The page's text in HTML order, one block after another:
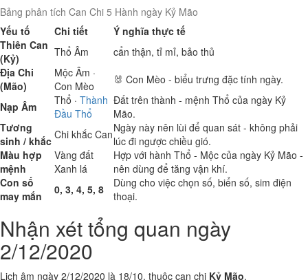
Bảng phân tích Can Chi 5 Hành ngày Kỷ Mão
Yếu tố
Chi tiết
Ý nghĩa thực tế
Thiên Can
(Kỷ)
Thổ Âm
cẩn thận, tỉ mỉ, bảo thủ
Địa Chi
(Mão)
Mộc Âm ·
Con Mèo
🐰 Con Mèo - biểu trưng đặc tính ngày.
Nạp Âm
Thổ · Thành
Đầu Thổ
Đất trên thành - mệnh Thổ của ngày Kỷ
Mão.
Tương
sinh / khắc Chi khắc CanNgày này nên lùi để quan sát - không phải
lúc đi ngược chiều gió.
Màu hợp
mệnh
Vàng đất
Xanh lá
Hợp với hành Thổ - Mộc của ngày Kỷ Mão -
nên dùng để tăng vận khí.
Con số
may mắn
0, 3, 4, 5, 8
Dùng cho việc chọn số, biển số, sim điện
thoại.
Nhận xét tổng quan ngày
2/12/2020
Lịch âm ngày 2/12/2020 là 18/10, thuộc can chi Kỷ Mão.